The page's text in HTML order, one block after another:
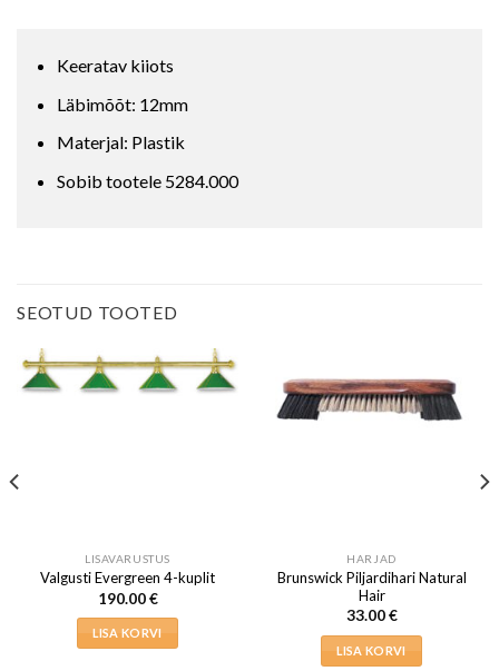
Keeratav kiiots
Läbimõõt: 12mm
Materjal: Plastik
Sobib tootele 5284.000
SEOTUD TOOTED
LISAVARUSTUS
Valgusti Evergreen 4-kuplit
190.00€
LISA KORVI
HARJAD
Brunswick Piljardihari Natural
Hair
33.00€
LISA KORVI